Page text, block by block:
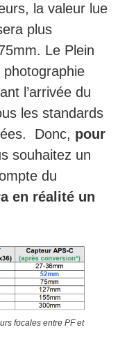
la valeur lue
plus
Le Plein
l’arrivée du
les standards
Donc, pour
souhaitez un
du
en réalité un
focales entre PF et